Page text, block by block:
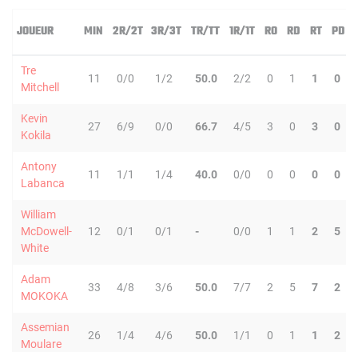
JOUEUR MIN 2R/2T 3R/3T TR/TT 1R/1T RO RD RT PD
Tre
Mitchell
11 0/0 1/2 50.0 2/2 0 1 1 0
Kevin
Kokila
27 6/9 0/0 66.7 4/5 3 0 3 0
Antony
Labanca
11 1/1 1/4 40.0 0/0 0 0 0 0
William
McDowell-
White
12 0/1 0/1 - 0/0 1 1 2 5
Adam
MOKOKA
33 4/8 3/6 50.0 7/7 2 5 7 2
Assemian
Moulare
26 1/4 4/6 50.0 1/1 0 1 1 2